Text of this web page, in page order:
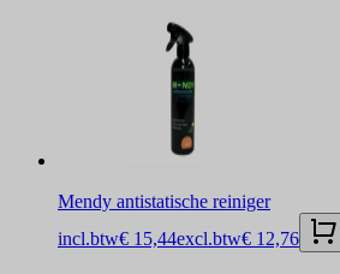
Mendy antistatische reiniger
incl.btw€ 15,44excl.btw€ 12,76